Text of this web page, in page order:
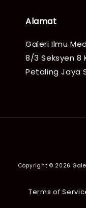
Alamat
Galeri Ilmu
8/3 Seksyen 8
Petaling Jaya
Copyright © 2026
Terms of